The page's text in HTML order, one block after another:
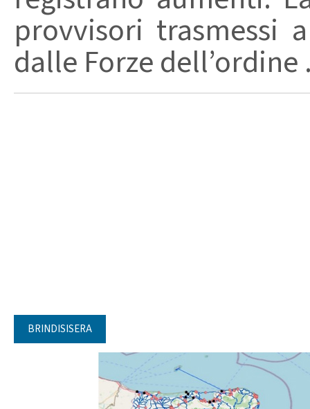
provvisori trasmessi
dalle Forze dell’ordine
BRINDISISERA